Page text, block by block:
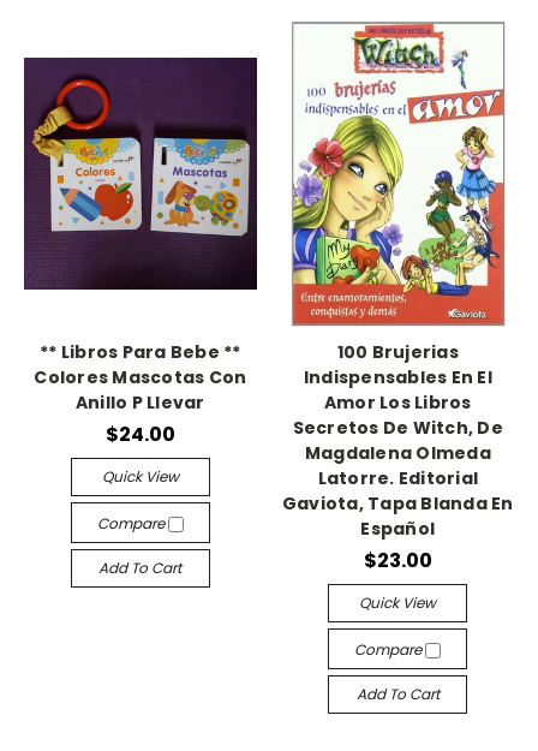
** Libros Para Bebe **
Colores Mascotas Con
Anillo P Llevar
$24.00
Quick View
Compare
Add To Cart
100 Brujerias
Indispensables En El
Amor Los Libros
Secretos De Witch, De
Magdalena Olmeda
Latorre. Editorial
Gaviota, Tapa Blanda En
Español
$23.00
Quick View
Compare
Add To Cart